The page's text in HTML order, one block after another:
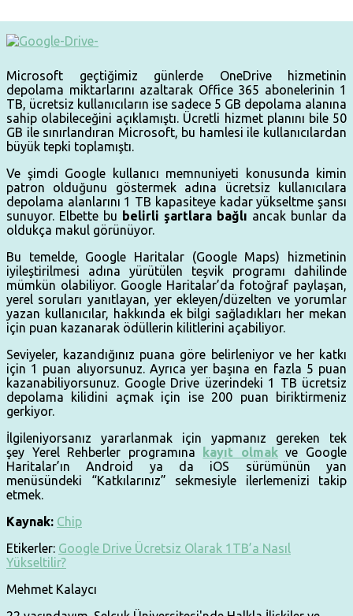
Microsoft geçtiğimiz günlerde OneDrive hizmetinin
depolama miktarlarını azaltarak Office 365 abonelerinin 1
TB, ücretsiz kullanıcıların ise sadece 5 GB depolama alanına
sahip olabileceğini açıklamıştı. Ücretli hizmet planını bile 50
GB ile sınırlandıran Microsoft, bu hamlesi ile kullanıcılardan
büyük tepki toplamıştı.
Ve şimdi Google kullanıcı memnuniyeti konusunda kimin
patron olduğunu göstermek adına ücretsiz kullanıcılara
depolama alanlarını 1 TB kapasiteye kadar yükseltme şansı
sunuyor. Elbette bu belirli şartlara bağlı ancak bunlar da
oldukça makul görünüyor.
Bu temelde, Google Haritalar (Google Maps) hizmetinin
iyileştirilmesi adına yürütülen teşvik programı dahilinde
mümkün olabiliyor. Google Haritalar’da fotoğraf paylaşan,
yerel soruları yanıtlayan, yer ekleyen/düzelten ve yorumlar
yazan kullanıcılar, hakkında ek bilgi sağladıkları her mekan
için puan kazanarak ödüllerin kilitlerini açabiliyor.
Seviyeler, kazandığınız puana göre belirleniyor ve her katkı
için 1 puan alıyorsunuz. Ayrıca yer başına en fazla 5 puan
kazanabiliyorsunuz. Google Drive üzerindeki 1 TB ücretsiz
depolama kilidini açmak için ise 200 puan biriktirmeniz
gerkiyor.
İlgileniyorsanız yararlanmak için yapmanız gereken tek
şey Yerel Rehberler programına
kayıt olmakve Google
Haritalar’ın Android ya da iOS sürümünün yan
menüsündeki “Katkılarınız” sekmesiyle ilerlemenizi takip
etmek.
Kaynak: Chip
Etikerler: Google Drive Ücretsiz Olarak 1TB’a Nasıl
Yükseltilir?
Mehmet Kalaycı